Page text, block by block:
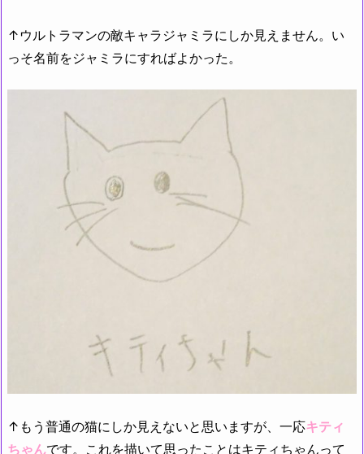
↑ウルトラマンの敵キャラジャミラにしか見えません。い
っそ名前をジャミラにすればよかった。
↑もう普通の猫にしか見えないと思いますが、一応キティ
ちゃんです。これを描いて思ったことはキティちゃんって